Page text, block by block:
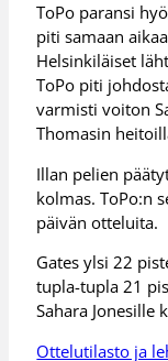
ToPo paransi
piti samaan
Helsinkiläiset
ToPo piti
varmisti voiton
Thomasin
Illan pelien
kolmas. ToPo:n
päivän otteluita.
Gates ylsi 22
tupla-tupla 21
Sahara Jonesille
Ottelutilasto ja